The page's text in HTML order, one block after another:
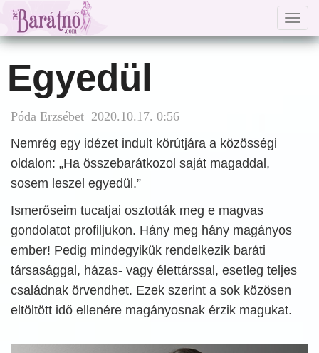
Egyedül
Póda Erzsébet 2020.10.17. 0:56
Nemrég egy idézet indult körútjára a közösségi
oldalon: „Ha összebarátkozol saját magaddal,
sosem leszel egyedül.”
Ismerőseim tucatjai osztották meg e magvas
gondolatot profiljukon. Hány meg hány magányos
ember! Pedig mindegyikük rendelkezik baráti
társasággal, házas- vagy élettárssal, esetleg teljes
családnak örvendhet. Ezek szerint a sok közösen
eltöltött idő ellenére magányosnak érzik magukat.